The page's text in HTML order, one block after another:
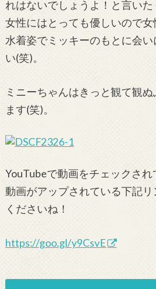
れはないでしょうよ！と言い
女性にはとっても優しいので
水着姿でミッキーのもとに会
い(笑)。
ミニーちゃんはきっと観て観
ます(笑)。
YouTubeで動画をチェックさ
動画がアップされている下記
くださいね！
https://goo.gl/y9CsvE